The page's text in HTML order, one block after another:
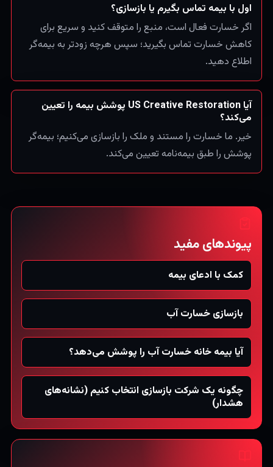
اول با بیمه تماس بگیرم یا بازسازی؟
اگر خسارت فعال است، منبع را متوقف کنید و سریع برای
کاهش خسارت تماس بگیرید؛ سپس هرچه زودتر به بیمه‌گر
اطلاع دهید.
آیا US Creative Restoration پوشش بیمه را تعیین
می‌کند؟
خیر. ما خسارت را مستند و ملک را بازسازی می‌کنیم؛ بیمه‌گر
پوشش را طبق بیمه‌نامه تعیین می‌کند.
پیوندهای مفید
کمک با ادعای بیمه
بازسازی خسارت آب
آیا بیمه خانه خسارت آب را پوشش می‌دهد؟
چگونه یک شرکت بازسازی انتخاب کنیم (نشانه‌های
هشدار)